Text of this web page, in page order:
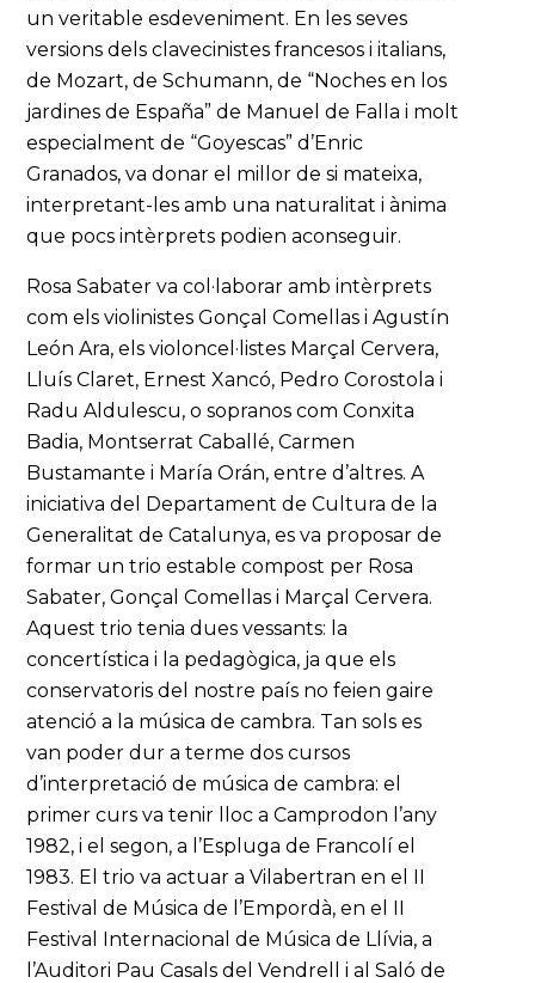
un veritable esdeveniment. En les seves
versions dels clavecinistes francesos i italians,
de Mozart, de Schumann, de “Noches en los
jardines de España” de Manuel de Falla i molt
especialment de “Goyescas” d’Enric
Granados, va donar el millor de si mateixa,
interpretant-les amb una naturalitat i ànima
que pocs intèrprets podien aconseguir.
Rosa Sabater va col·laborar amb intèrprets
com els violinistes Gonçal Comellas i Agustín
León Ara, els violoncel·listes Marçal Cervera,
Lluís Claret, Ernest Xancó, Pedro Corostola i
Radu Aldulescu, o sopranos com Conxita
Badia, Montserrat Caballé, Carmen
Bustamante i María Orán, entre d’altres. A
iniciativa del Departament de Cultura de la
Generalitat de Catalunya, es va proposar de
formar un trio estable compost per Rosa
Sabater, Gonçal Comellas i Marçal Cervera.
Aquest trio tenia dues vessants: la
concertística i la pedagògica, ja que els
conservatoris del nostre país no feien gaire
atenció a la música de cambra. Tan sols es
van poder dur a terme dos cursos
d’interpretació de música de cambra: el
primer curs va tenir lloc a Camprodon l’any
1982, i el segon, a l’Espluga de Francolí el
1983. El trio va actuar a Vilabertran en el II
Festival de Música de l’Empordà, en el II
Festival Internacional de Música de Llívia, a
l’Auditori Pau Casals del Vendrell i al Saló de